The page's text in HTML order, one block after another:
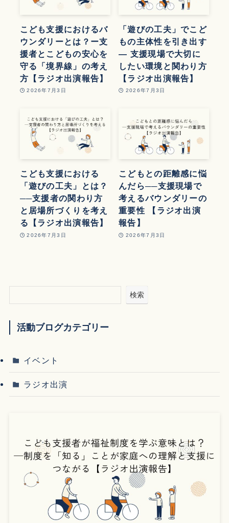
こども支援におけるバ
ウンダリーとは？ー支
援者とこどもの安心を
守る「境界線」の考え
方【ラジオ出演報告】
2026年7月3日
「遊びの工夫」でこど
もの主体性を引き出す
― 支援現場で大切に
したい環境と関わり方
【ラジオ出演報告】
2026年7月3日
こども支援における
「遊びの工夫」とは？
──支援者の関わり方
と居場所づくりを考え
る【ラジオ出演報告】
2026年7月3日
こどもとの距離感に悩
んだら──支援現場で
考えるバウンダリーの
重要性 【ラジオ出演
報告】
2026年7月3日
検索
活動ブログカテゴリー
イベント
ラジオ出演